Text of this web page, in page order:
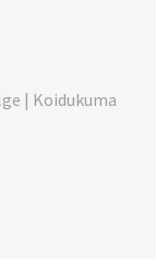
| Koidukuma